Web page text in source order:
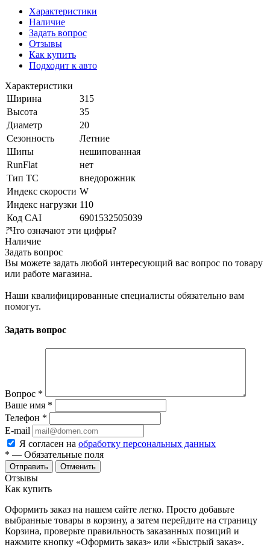
Характеристики
Наличие
Задать вопрос
Отзывы
Как купить
Подходит к авто
Характеристики
Ширина
315
Высота
35
Диаметр
20
Сезонность
Летние
Шипы
нешипованная
RunFlat
нет
Тип ТС
внедорожник
Индекс скорости W
Индекс нагрузки 110
Код CAI
6901532505039
?Что означают эти цифры?
Наличие
Задать вопрос
Вы можете задать любой интересующий вас вопрос по товару
или работе магазина.
Наши квалифицированные специалисты обязательно вам
помогут.
Задать вопрос
Вопрос *
Ваше имя *
Телефон *
E-mail
Я согласен на обработку персональных данных
* — Обязательные поля
Отменить
Отзывы
Как купить
Оформить заказ на нашем сайте легко. Просто добавьте
выбранные товары в корзину, а затем перейдите на страницу
Корзина, проверьте правильность заказанных позиций и
нажмите кнопку «Оформить заказ» или «Быстрый заказ».